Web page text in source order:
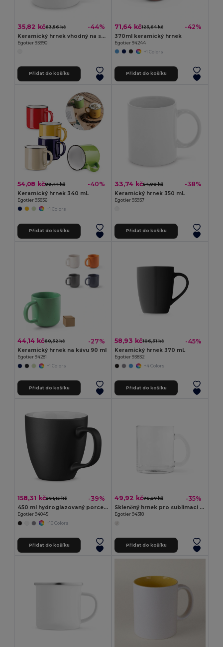
35,82 kč63,56 kč -44%
Keramický hrnek vhodný na sublimaci 350 mL
Egotier 93990
Přidat do košíku
71,64 kč123,64 kč -42%
370ml keramický hrnek
Egotier 94244
+1 Colors
Přidat do košíku
54,08 kč89,44 kč -40%
Keramický hrnek 340 mL
Egotier 93836
+1 Colors
Přidat do košíku
33,74 kč54,08 kč -38%
Keramický hrnek 350 mL
Egotier 93937
Přidat do košíku
44,14 kč60,32 kč -27%
Keramický hrnek na kávu 90 ml
Egotier 94281
+1 Colors
Přidat do košíku
58,93 kč106,31 kč -45%
Keramický hrnek 370 mL
Egotier 93832
+4 Colors
Přidat do košíku
158,31 kč261,15 kč -39%
450 ml hydroglazovaný porcelánový hrnek
Egotier 94045
+10 Colors
Přidat do košíku
49,92 kč76,27 kč -35%
Skleněný hrnek pro sublimaci 350 ml
Egotier 94318
Přidat do košíku